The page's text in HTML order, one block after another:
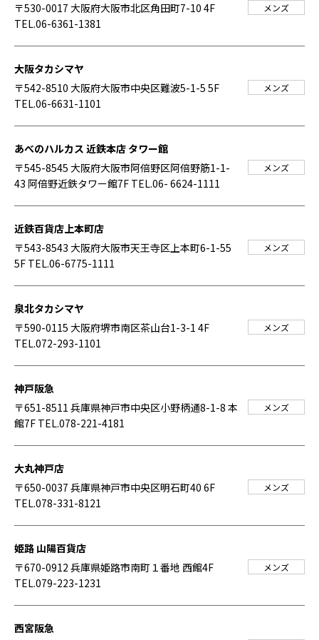
〒530-0017 大阪府大阪市北区角田町7-10 4F
TEL.06-6361-1381
メンズ
大阪タカシマヤ
〒542-8510 大阪府大阪市中央区難波5-1-5 5F
TEL.06-6631-1101
メンズ
あべのハルカス 近鉄本店 タワー館
〒545-8545 大阪府大阪市阿倍野区阿倍野筋1-1-
43 阿倍野近鉄タワー館7F TEL.06- 6624-1111
メンズ
近鉄百貨店上本町店
〒543-8543 大阪府大阪市天王寺区上本町6-1-55
5F TEL.06-6775-1111
メンズ
泉北タカシマヤ
〒590-0115 大阪府堺市南区茶山台1-3-1 4F
TEL.072-293-1101
メンズ
神戸阪急
〒651-8511 兵庫県神戸市中央区小野柄通8-1-8 本
館7F TEL.078-221-4181
メンズ
大丸神戸店
〒650-0037 兵庫県神戸市中央区明石町40 6F
TEL.078-331-8121
メンズ
姫路 山陽百貨店
〒670-0912 兵庫県姫路市南町１番地 西館4F
TEL.079-223-1231
メンズ
西宮阪急